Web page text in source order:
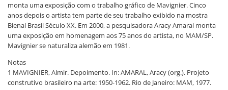
monta uma exposição com o trabalho gráfico de Mavignier. Cinco
anos depois o artista tem parte de seu trabalho exibido na mostra
Bienal Brasil Século XX. Em 2000, a pesquisadora Aracy Amaral monta
uma exposição em homenagem aos 75 anos do artista, no MAM/SP.
Mavignier se naturaliza alemão em 1981.
Notas
1 MAVIGNIER, Almir. Depoimento. In: AMARAL, Aracy (org.). Projeto
construtivo brasileiro na arte: 1950-1962. Rio de Janeiro: MAM, 1977.